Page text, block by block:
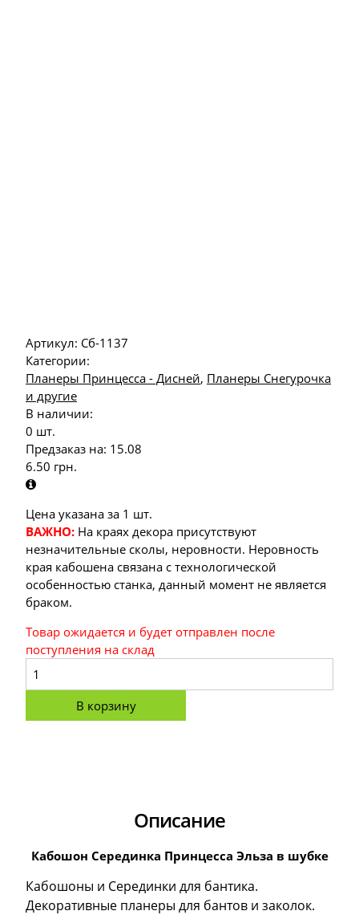
Артикул: Сб-1137
Категории:
Планеры Принцесса - Дисней, Планеры Снегурочка
и другие
В наличии:
0 шт.
Предзаказ на: 15.08
6.50 грн.
Цена указана за 1 шт.
ВАЖНО: На краях декора присутствуют
незначительные сколы, неровности. Неровность
края кабошена связана с технологической
особенностью станка, данный момент не является
браком.
Товар ожидается и будет отправлен после
поступления на склад
В корзину
Описание
Кабошон Серединка Принцесса Эльза в шубке
Кабошоны и Серединки для бантика.
Декоративные планеры для бантов и заколок.